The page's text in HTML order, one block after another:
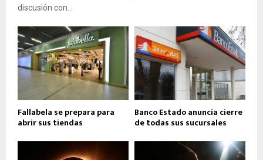
discusión con...
Fallabela se prepara para
abrir sus tiendas
Banco Estado anuncia cierre
de todas sus sucursales